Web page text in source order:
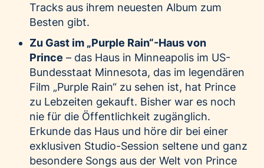
Tracks aus ihrem neuesten Album zum
Besten gibt.
Zu Gast im „Purple Rain“-Haus von
Prince – das Haus in Minneapolis im US-
Bundesstaat Minnesota, das im legendären
Film „Purple Rain“ zu sehen ist, hat Prince
zu Lebzeiten gekauft. Bisher war es noch
nie für die Öffentlichkeit zugänglich.
Erkunde das Haus und höre dir bei einer
exklusiven Studio-Session seltene und ganz
besondere Songs aus der Welt von Prince